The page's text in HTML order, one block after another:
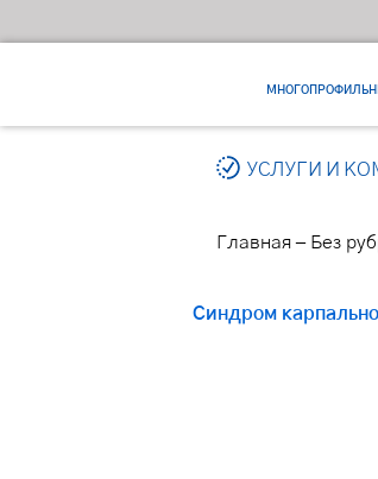
УСЛУГИ И
Главная – Без
Синдром